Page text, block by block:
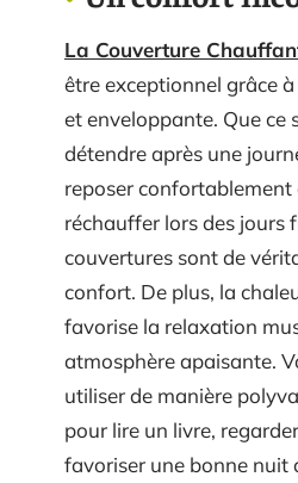
La Couverture
être exceptionnel grâce
et enveloppante. Que ce
détendre après une
reposer confortablement
réchauffer lors des jours
couvertures sont de
confort. De plus, la
favorise la relaxation
atmosphère apaisante.
utiliser de manière
pour lire un livre,
favoriser une bonne nuit